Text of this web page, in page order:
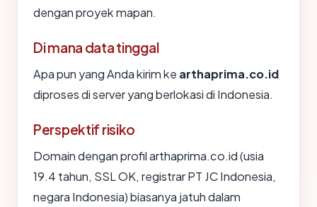
dengan proyek mapan.
Di mana data tinggal
Apa pun yang Anda kirim ke arthaprima.co.id
diproses di server yang berlokasi di Indonesia.
Perspektif risiko
Domain dengan profil arthaprima.co.id (usia
19.4 tahun, SSL OK, registrar PT JC Indonesia,
negara Indonesia) biasanya jatuh dalam